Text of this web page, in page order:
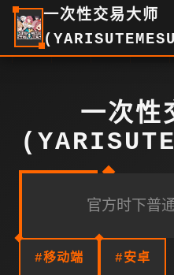
一次性交易大师
一次性
官方时下普
#移动端 #安卓